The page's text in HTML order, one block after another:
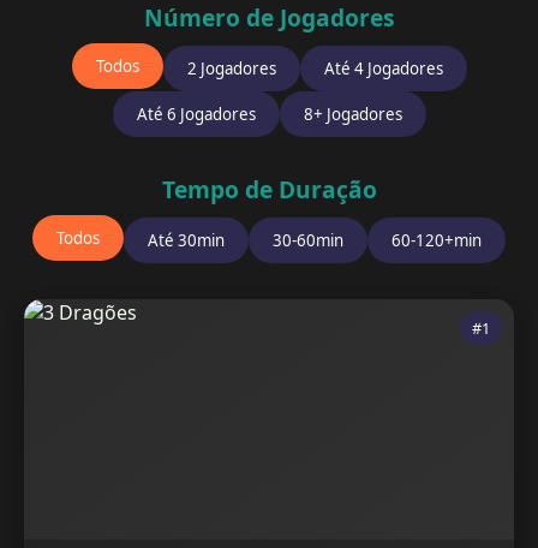
Número de Jogadores
Todos 2 Jogadores Até 4 Jogadores
Até 6 Jogadores 8+ Jogadores
Tempo de Duração
Todos Até 30min 30-60min 60-120+min
#1